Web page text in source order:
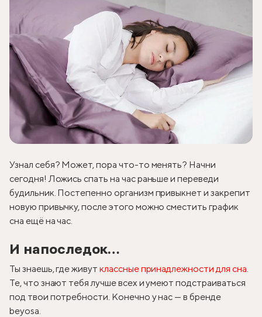
Узнал себя? Может, пора что-то менять? Начни
сегодня! Ложись спать на час раньше и переведи
будильник. Постепенно организм привыкнет и закрепит
новую привычку, после этого можно сместить график
сна ещё на час.
И напоследок…
Ты знаешь, где живут классные принадлежности для сна.
Те, что знают тебя лучше всех и умеют подстраиваться
под твои потребности. Конечно у нас — в бренде
beyosa.